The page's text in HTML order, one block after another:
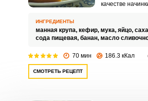
качестве
ИНГРЕДИЕНТЫ
манная крупа, кефир, мука, яйцо,
сода пищевая, банан, масло
70 мин 186.3 кКал
СМОТРЕТЬ РЕЦЕПТ